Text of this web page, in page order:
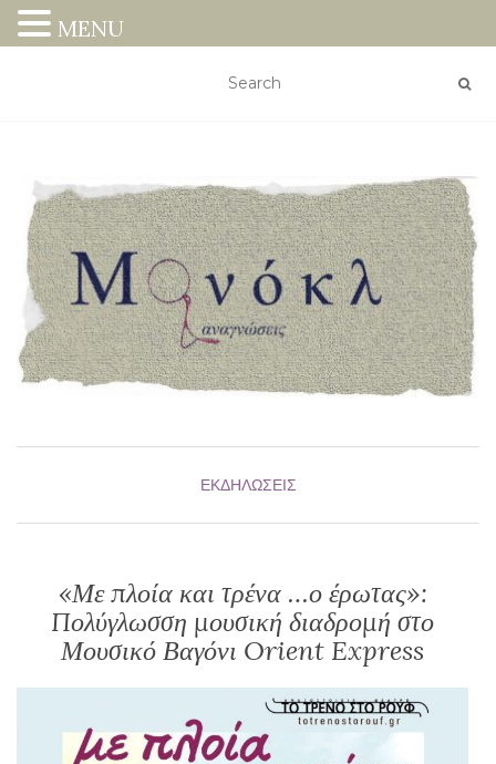
ΕΚΔΗΛΏΣΕΙΣ
«Με πλοία και τρένα …ο έρωτας»:
Πολύγλωσση μουσική διαδρομή στο
Μουσικό Βαγόνι Orient Express
MENU